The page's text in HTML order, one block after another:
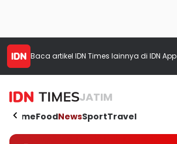
Baca artikel IDN Times lainnya di IDN App
JATIM
HomeFoodNewsSportTravel